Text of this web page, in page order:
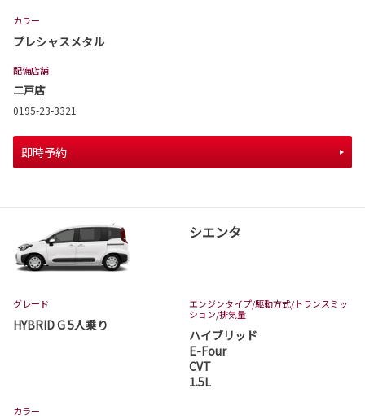
カラー
プレシャスメタル
配備店舗
二戸店
0195-23-3321
即時予約
シエンタ
グレード
HYBRID G 5人乗り
エンジンタイプ/駆動方式/トランスミッ
ション/排気量
ハイブリッド
E-Four
CVT
1.5L
カラー